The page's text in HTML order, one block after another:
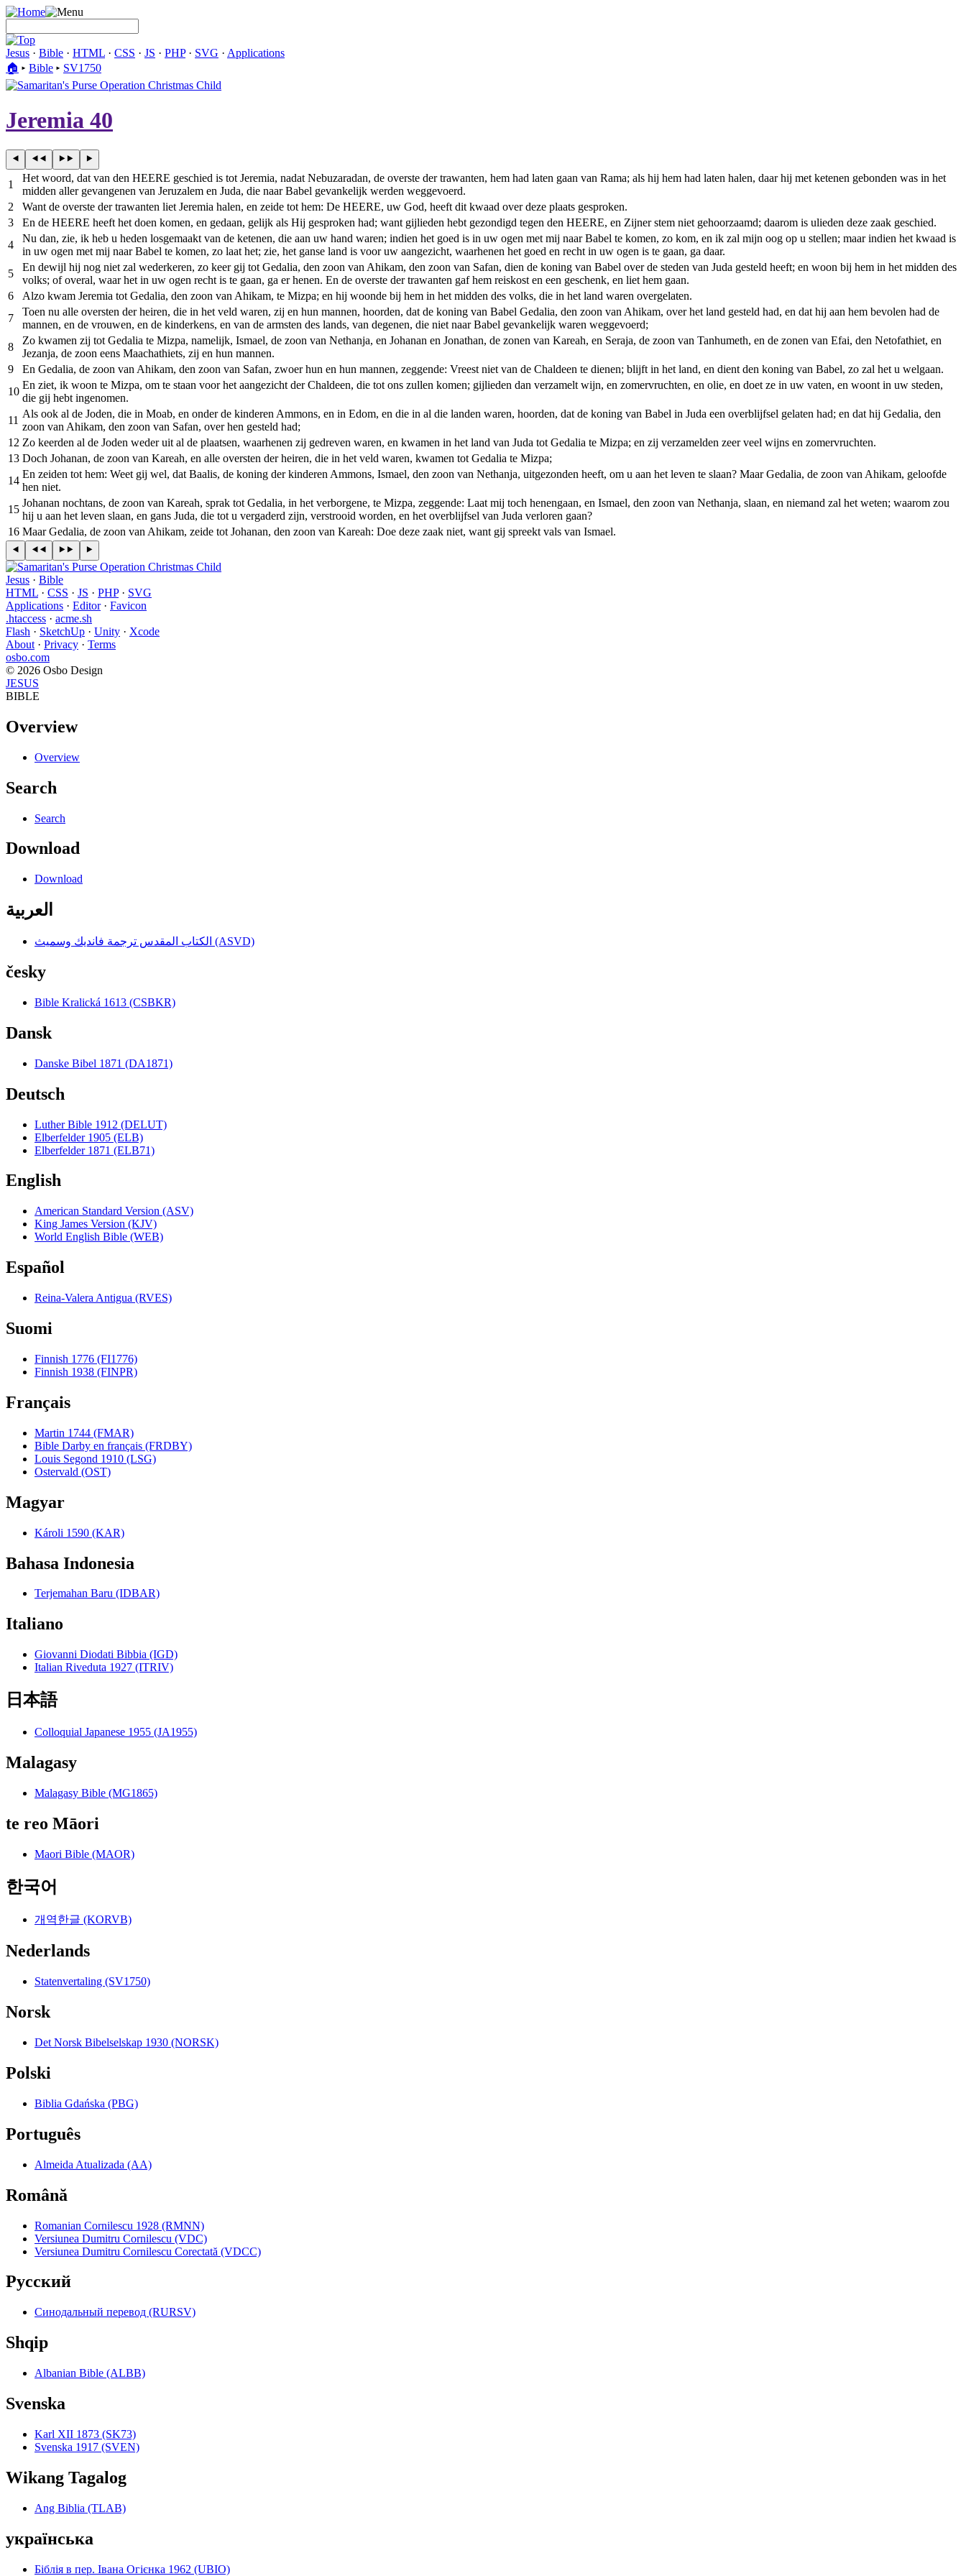
Jesus · Bible · HTML · CSS · JS · PHP· SVG · Applications
🏠︎ ▸ Bible ▸ SV1750
Jeremia 40
1
Het woord, dat van den HEERE geschied is tot Jeremia, nadat Nebuzaradan, de overste der trawanten, hem had laten gaan van Rama; als hij hem had laten halen, daar hij met ketenen gebonden was in het
midden aller gevangenen van Jeruzalem en Juda, die naar Babel gevankelijk werden weggevoerd.
2
Want de overste der trawanten liet Jeremia halen, en zeide tot hem: De HEERE, uw God, heeft dit kwaad over deze plaats gesproken.
3
En de HEERE heeft het doen komen, en gedaan, gelijk als Hij gesproken had; want gijlieden hebt gezondigd tegen den HEERE, en Zijner stem niet gehoorzaamd; daarom is ulieden deze zaak geschied.
4
Nu dan, zie, ik heb u heden losgemaakt van de ketenen, die aan uw hand waren; indien het goed is in uw ogen met mij naar Babel te komen, zo kom, en ik zal mijn oog op u stellen; maar indien het kwaad is
in uw ogen met mij naar Babel te komen, zo laat het; zie, het ganse land is voor uw aangezicht, waarhenen het goed en recht in uw ogen is te gaan, ga daar.
5
En dewijl hij nog niet zal wederkeren, zo keer gij tot Gedalia, den zoon van Ahikam, den zoon van Safan, dien de koning van Babel over de steden van Juda gesteld heeft; en woon bij hem in het midden des
volks; of overal, waar het in uw ogen recht is te gaan, ga er henen. En de overste der trawanten gaf hem reiskost en een geschenk, en liet hem gaan.
6
Alzo kwam Jeremia tot Gedalia, den zoon van Ahikam, te Mizpa; en hij woonde bij hem in het midden des volks, die in het land waren overgelaten.
7
Toen nu alle oversten der heiren, die in het veld waren, zij en hun mannen, hoorden, dat de koning van Babel Gedalia, den zoon van Ahikam, over het land gesteld had, en dat hij aan hem bevolen had de
mannen, en de vrouwen, en de kinderkens, en van de armsten des lands, van degenen, die niet naar Babel gevankelijk waren weggevoerd;
8
Zo kwamen zij tot Gedalia te Mizpa, namelijk, Ismael, de zoon van Nethanja, en Johanan en Jonathan, de zonen van Kareah, en Seraja, de zoon van Tanhumeth, en de zonen van Efai, den Netofathiet, en
Jezanja, de zoon eens Maachathiets, zij en hun mannen.
9
En Gedalia, de zoon van Ahikam, den zoon van Safan, zwoer hun en hun mannen, zeggende: Vreest niet van de Chaldeen te dienen; blijft in het land, en dient den koning van Babel, zo zal het u welgaan.
10
En ziet, ik woon te Mizpa, om te staan voor het aangezicht der Chaldeen, die tot ons zullen komen; gijlieden dan verzamelt wijn, en zomervruchten, en olie, en doet ze in uw vaten, en woont in uw steden,
die gij hebt ingenomen.
11
Als ook al de Joden, die in Moab, en onder de kinderen Ammons, en in Edom, en die in al die landen waren, hoorden, dat de koning van Babel in Juda een overblijfsel gelaten had; en dat hij Gedalia, den
zoon van Ahikam, den zoon van Safan, over hen gesteld had;
12 Zo keerden al de Joden weder uit al de plaatsen, waarhenen zij gedreven waren, en kwamen in het land van Juda tot Gedalia te Mizpa; en zij verzamelden zeer veel wijns en zomervruchten.
13 Doch Johanan, de zoon van Kareah, en alle oversten der heiren, die in het veld waren, kwamen tot Gedalia te Mizpa;
14
En zeiden tot hem: Weet gij wel, dat Baalis, de koning der kinderen Ammons, Ismael, den zoon van Nethanja, uitgezonden heeft, om u aan het leven te slaan? Maar Gedalia, de zoon van Ahikam, geloofde
hen niet.
15
Johanan nochtans, de zoon van Kareah, sprak tot Gedalia, in het verborgene, te Mizpa, zeggende: Laat mij toch henengaan, en Ismael, den zoon van Nethanja, slaan, en niemand zal het weten; waarom zou
hij u aan het leven slaan, en gans Juda, die tot u vergaderd zijn, verstrooid worden, en het overblijfsel van Juda verloren gaan?
16 Maar Gedalia, de zoon van Ahikam, zeide tot Johanan, den zoon van Kareah: Doe deze zaak niet, want gij spreekt vals van Ismael.
Jesus · Bible
HTML · CSS · JS · PHP· SVG
Applications · Editor· Favicon
.htaccess · acme.sh
Flash · SketchUp · Unity · Xcode
About · Privacy · Terms
osbo.com
© 2026 Osbo Design
JESUS
BIBLE
Overview
Overview
Search
Search
Download
Download
العربية
الكتاب المقدس ترجمة فانديك وسميث (ASVD)
česky
Bible Kralická 1613 (CSBKR)
Dansk
Danske Bibel 1871 (DA1871)
Deutsch
Luther Bible 1912 (DELUT)
Elberfelder 1905 (ELB)
Elberfelder 1871 (ELB71)
English
American Standard Version (ASV)
King James Version (KJV)
World English Bible (WEB)
Español
Reina-Valera Antigua (RVES)
Suomi
Finnish 1776 (FI1776)
Finnish 1938 (FINPR)
Français
Martin 1744 (FMAR)
Bible Darby en français (FRDBY)
Louis Segond 1910 (LSG)
Ostervald (OST)
Magyar
Károli 1590 (KAR)
Bahasa Indonesia
Terjemahan Baru (IDBAR)
Italiano
Giovanni Diodati Bibbia (IGD)
Italian Riveduta 1927 (ITRIV)
日本語
Colloquial Japanese 1955 (JA1955)
Malagasy
Malagasy Bible (MG1865)
te reo Māori
Maori Bible (MAOR)
한국어
개역한글 (KORVB)
Nederlands
Statenvertaling (SV1750)
Norsk
Det Norsk Bibelselskap 1930 (NORSK)
Polski
Biblia Gdańska (PBG)
Português
Almeida Atualizada (AA)
Română
Romanian Cornilescu 1928 (RMNN)
Versiunea Dumitru Cornilescu (VDC)
Versiunea Dumitru Cornilescu Corectată (VDCC)
Pyccкий
Синодальный перевод (RURSV)
Shqip
Albanian Bible (ALBB)
Svenska
Karl XII 1873 (SK73)
Svenska 1917 (SVEN)
Wikang Tagalog
Ang Biblia (TLAB)
українська
Біблія в пер. Івана Огієнка 1962 (UBIO)